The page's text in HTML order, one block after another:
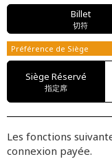
Billet
切符
Préférence de Siège
Siège Réservé
指定席
Les fonctions
connexion payée.